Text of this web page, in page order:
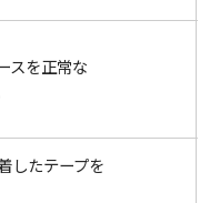
スを正常な
したテープを